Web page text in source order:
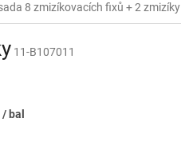
8 zmizíkovacích fixů + 2 zmizíky
11-B107011
/ bal